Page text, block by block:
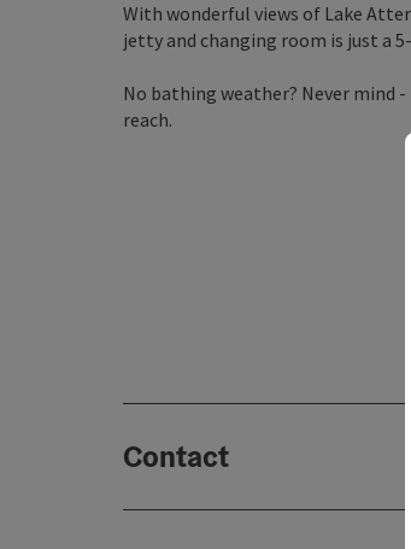
With wonderful views of Lake
jetty and changing room is just a
No bathing weather? Never mind
reach.
Contact